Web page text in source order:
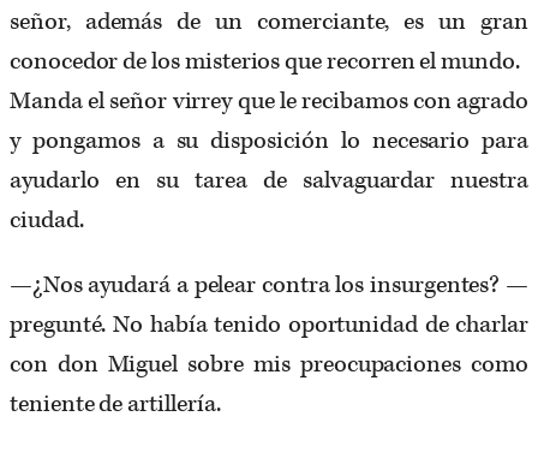
señor, además de un comerciante, es un gran
conocedor de los misterios que recorren el mundo.
Manda el señor virrey que le recibamos con agrado
y pongamos a su disposición lo necesario para
ayudarlo en su tarea de salvaguardar nuestra
ciudad.
—¿Nos ayudará a pelear contra los insurgentes? —
pregunté. No había tenido oportunidad de charlar
con don Miguel sobre mis preocupaciones como
teniente de artillería.